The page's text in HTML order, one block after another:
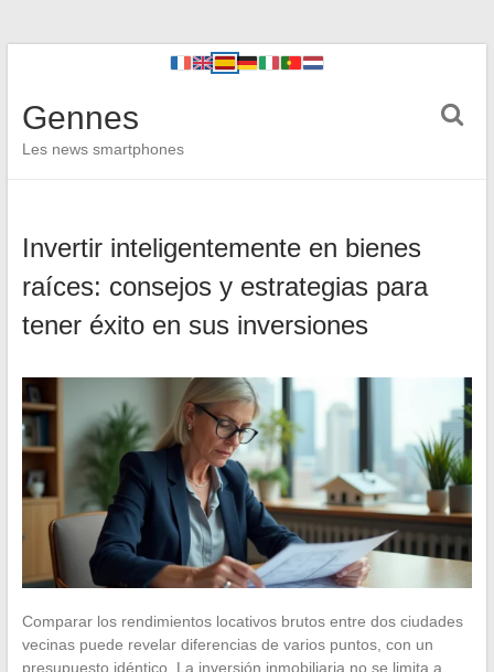
Gennes
Les news smartphones
Invertir inteligentemente en bienes
raíces: consejos y estrategias para
tener éxito en sus inversiones
Comparar los rendimientos locativos brutos entre dos ciudades
vecinas puede revelar diferencias de varios puntos, con un
presupuesto idéntico. La inversión inmobiliaria no se limita a